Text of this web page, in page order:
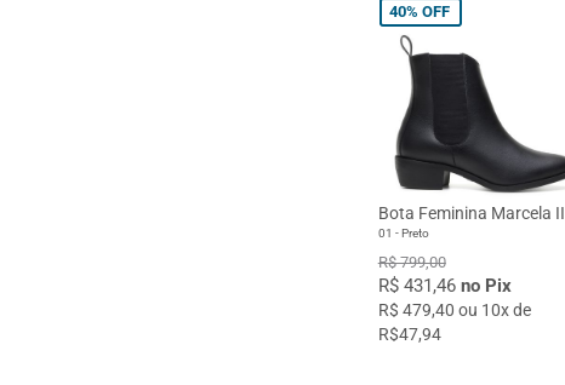
40% OFF
Bota Feminina Marcela II
01 - Preto
R$ 799,00
R$ 431,46 no Pix
R$ 479,40 ou 10x de
R$47,94